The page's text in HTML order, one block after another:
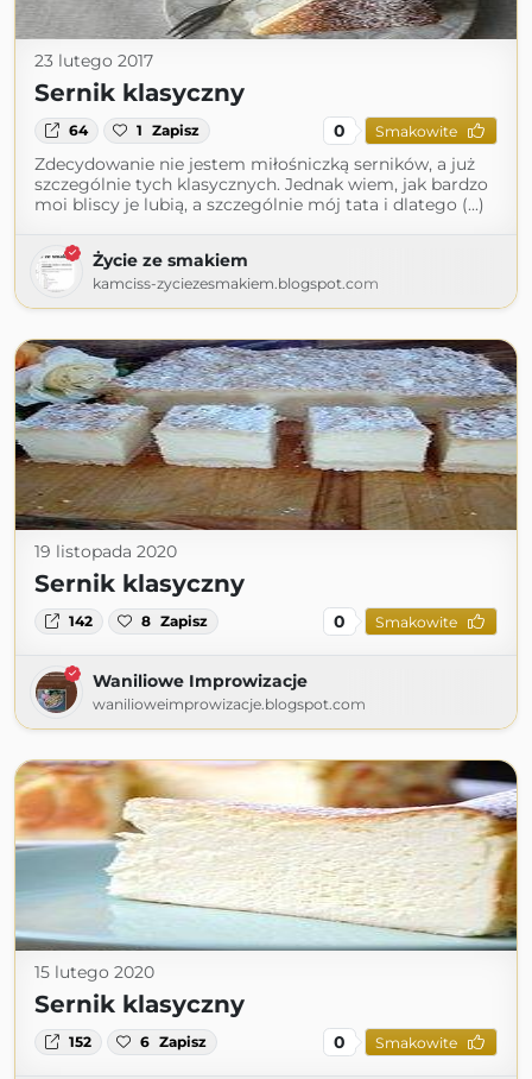
23 lutego 2017
Sernik klasyczny
64 1 Zapisz 0 Smakowite
Zdecydowanie nie jestem miłośniczką serników, a już
szczególnie tych klasycznych. Jednak wiem, jak bardzo
moi bliscy je lubią, a szczególnie mój tata i dlatego (...)
Życie ze smakiem
kamciss-zyciezesmakiem.blogspot.com
19 listopada 2020
Sernik klasyczny
142 8 Zapisz 0 Smakowite
Waniliowe Improwizacje
wanilioweimprowizacje.blogspot.com
15 lutego 2020
Sernik klasyczny
152 6 Zapisz 0 Smakowite